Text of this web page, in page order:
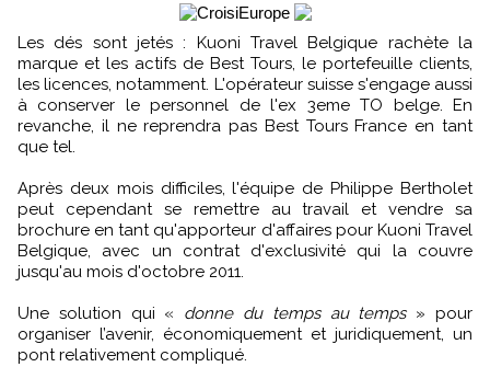
Les dés sont jetés : Kuoni Travel Belgique rachète la
marque et les actifs de Best Tours, le portefeuille clients,
les licences, notamment. L'opérateur suisse s'engage aussi
à conserver le personnel de l'ex 3eme TO belge. En
revanche, il ne reprendra pas Best Tours France en tant
que tel.
Après deux mois difficiles, l'équipe de Philippe Bertholet
peut cependant se remettre au travail et vendre sa
brochure en tant qu'apporteur d'affaires pour Kuoni Travel
Belgique, avec un contrat d'exclusivité qui la couvre
jusqu'au mois d'octobre 2011.
Une solution qui « donne du temps au temps» pour
organiser l’avenir, économiquement et juridiquement, un
pont relativement compliqué.